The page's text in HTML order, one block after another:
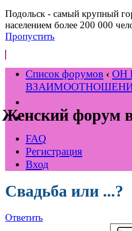
Подольск - самый крупный
населением более 200 000
Пропустить
Женский форум
Список форумов ‹ ОН
FAQ
Регистрация
Вход
Свадьба или ...?
Ответить